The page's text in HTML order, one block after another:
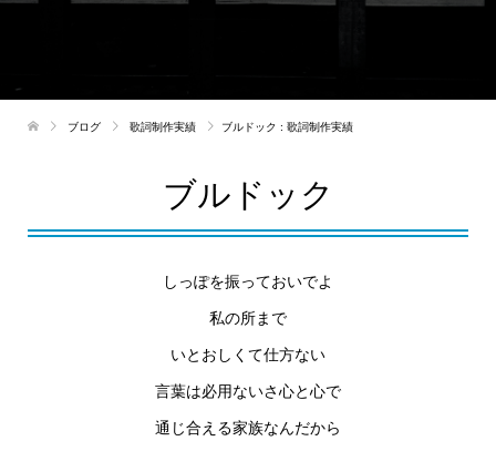
ブログ 歌詞制作実績 ブルドック : 歌詞制作実績
ブルドック
しっぽを振っておいでよ
私の所まで
いとおしくて仕方ない
言葉は必用ないさ心と心で
通じ合える家族なんだから